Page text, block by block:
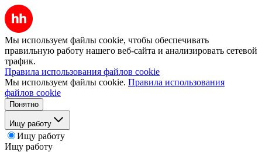
Мы используем файлы cookie, чтобы обеспечивать
правильную работу нашего веб-сайта и анализировать сетевой
трафик.
Правила использования файлов cookie
Мы используем файлы cookie. Правила использования
файлов cookie
Понятно
Ищу работу
Ищу работу
Ищу работу